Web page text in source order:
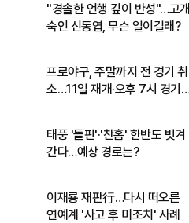
"경솔한 언행 깊이 반성"…고개
숙인 신동엽, 무슨 일이길래?
프로야구, 주말까지 전 경기 취
소…11일 재개·오후 7시 경기
태풍 '돌핀'·'찬홈' 한반도 빗겨
간다…예상 경로는?
이재룡 재판行…다시 떠오른
연예계 '사고 후 미조치' 사례